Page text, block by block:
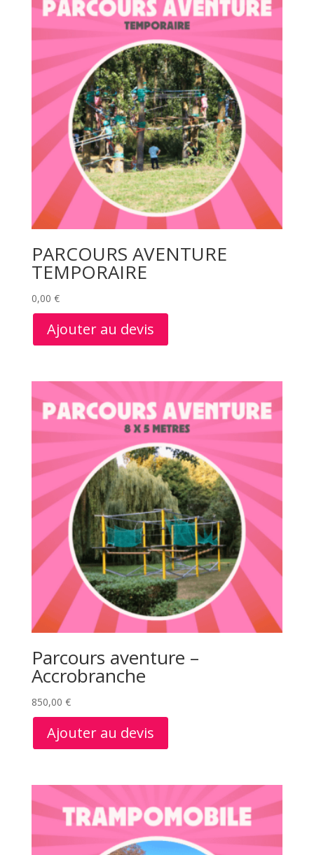
PARCOURS AVENTURE
TEMPORAIRE
0,00 €
Ajouter au devis
Parcours aventure –
Accrobranche
850,00 €
Ajouter au devis